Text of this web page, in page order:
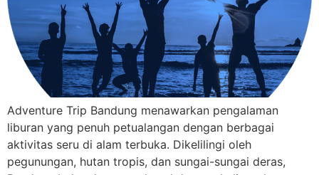
Adventure Trip Bandung menawarkan pengalaman
liburan yang penuh petualangan dengan berbagai
aktivitas seru di alam terbuka. Dikelilingi oleh
pegunungan, hutan tropis, dan sungai-sungai deras,